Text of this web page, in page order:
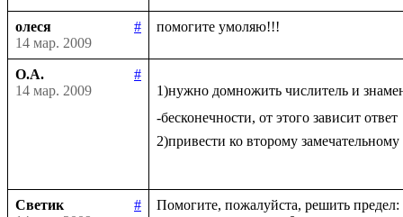
олеся
#
14 мар. 2009
О.А.
#
14 мар. 2009
1)нужно домножить числитель и
-бесконечности, от этого зависит ответ
2)привести ко второму замечательному
Светик
#
Помогите, пожалуйста, решить предел: